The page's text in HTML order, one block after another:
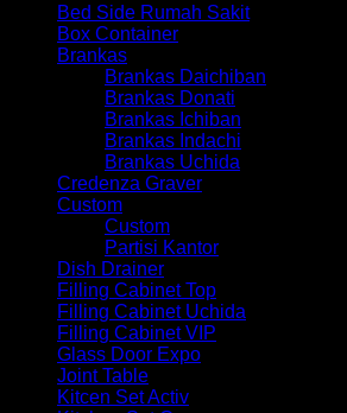
Bed Side Rumah Sakit
Box Container
Brankas
Brankas Daichiban
Brankas Donati
Brankas Ichiban
Brankas Indachi
Brankas Uchida
Credenza Graver
Custom
Custom
Partisi Kantor
Dish Drainer
Filling Cabinet Top
Filling Cabinet Uchida
Filling Cabinet VIP
Glass Door Expo
Joint Table
Kitcen Set Activ